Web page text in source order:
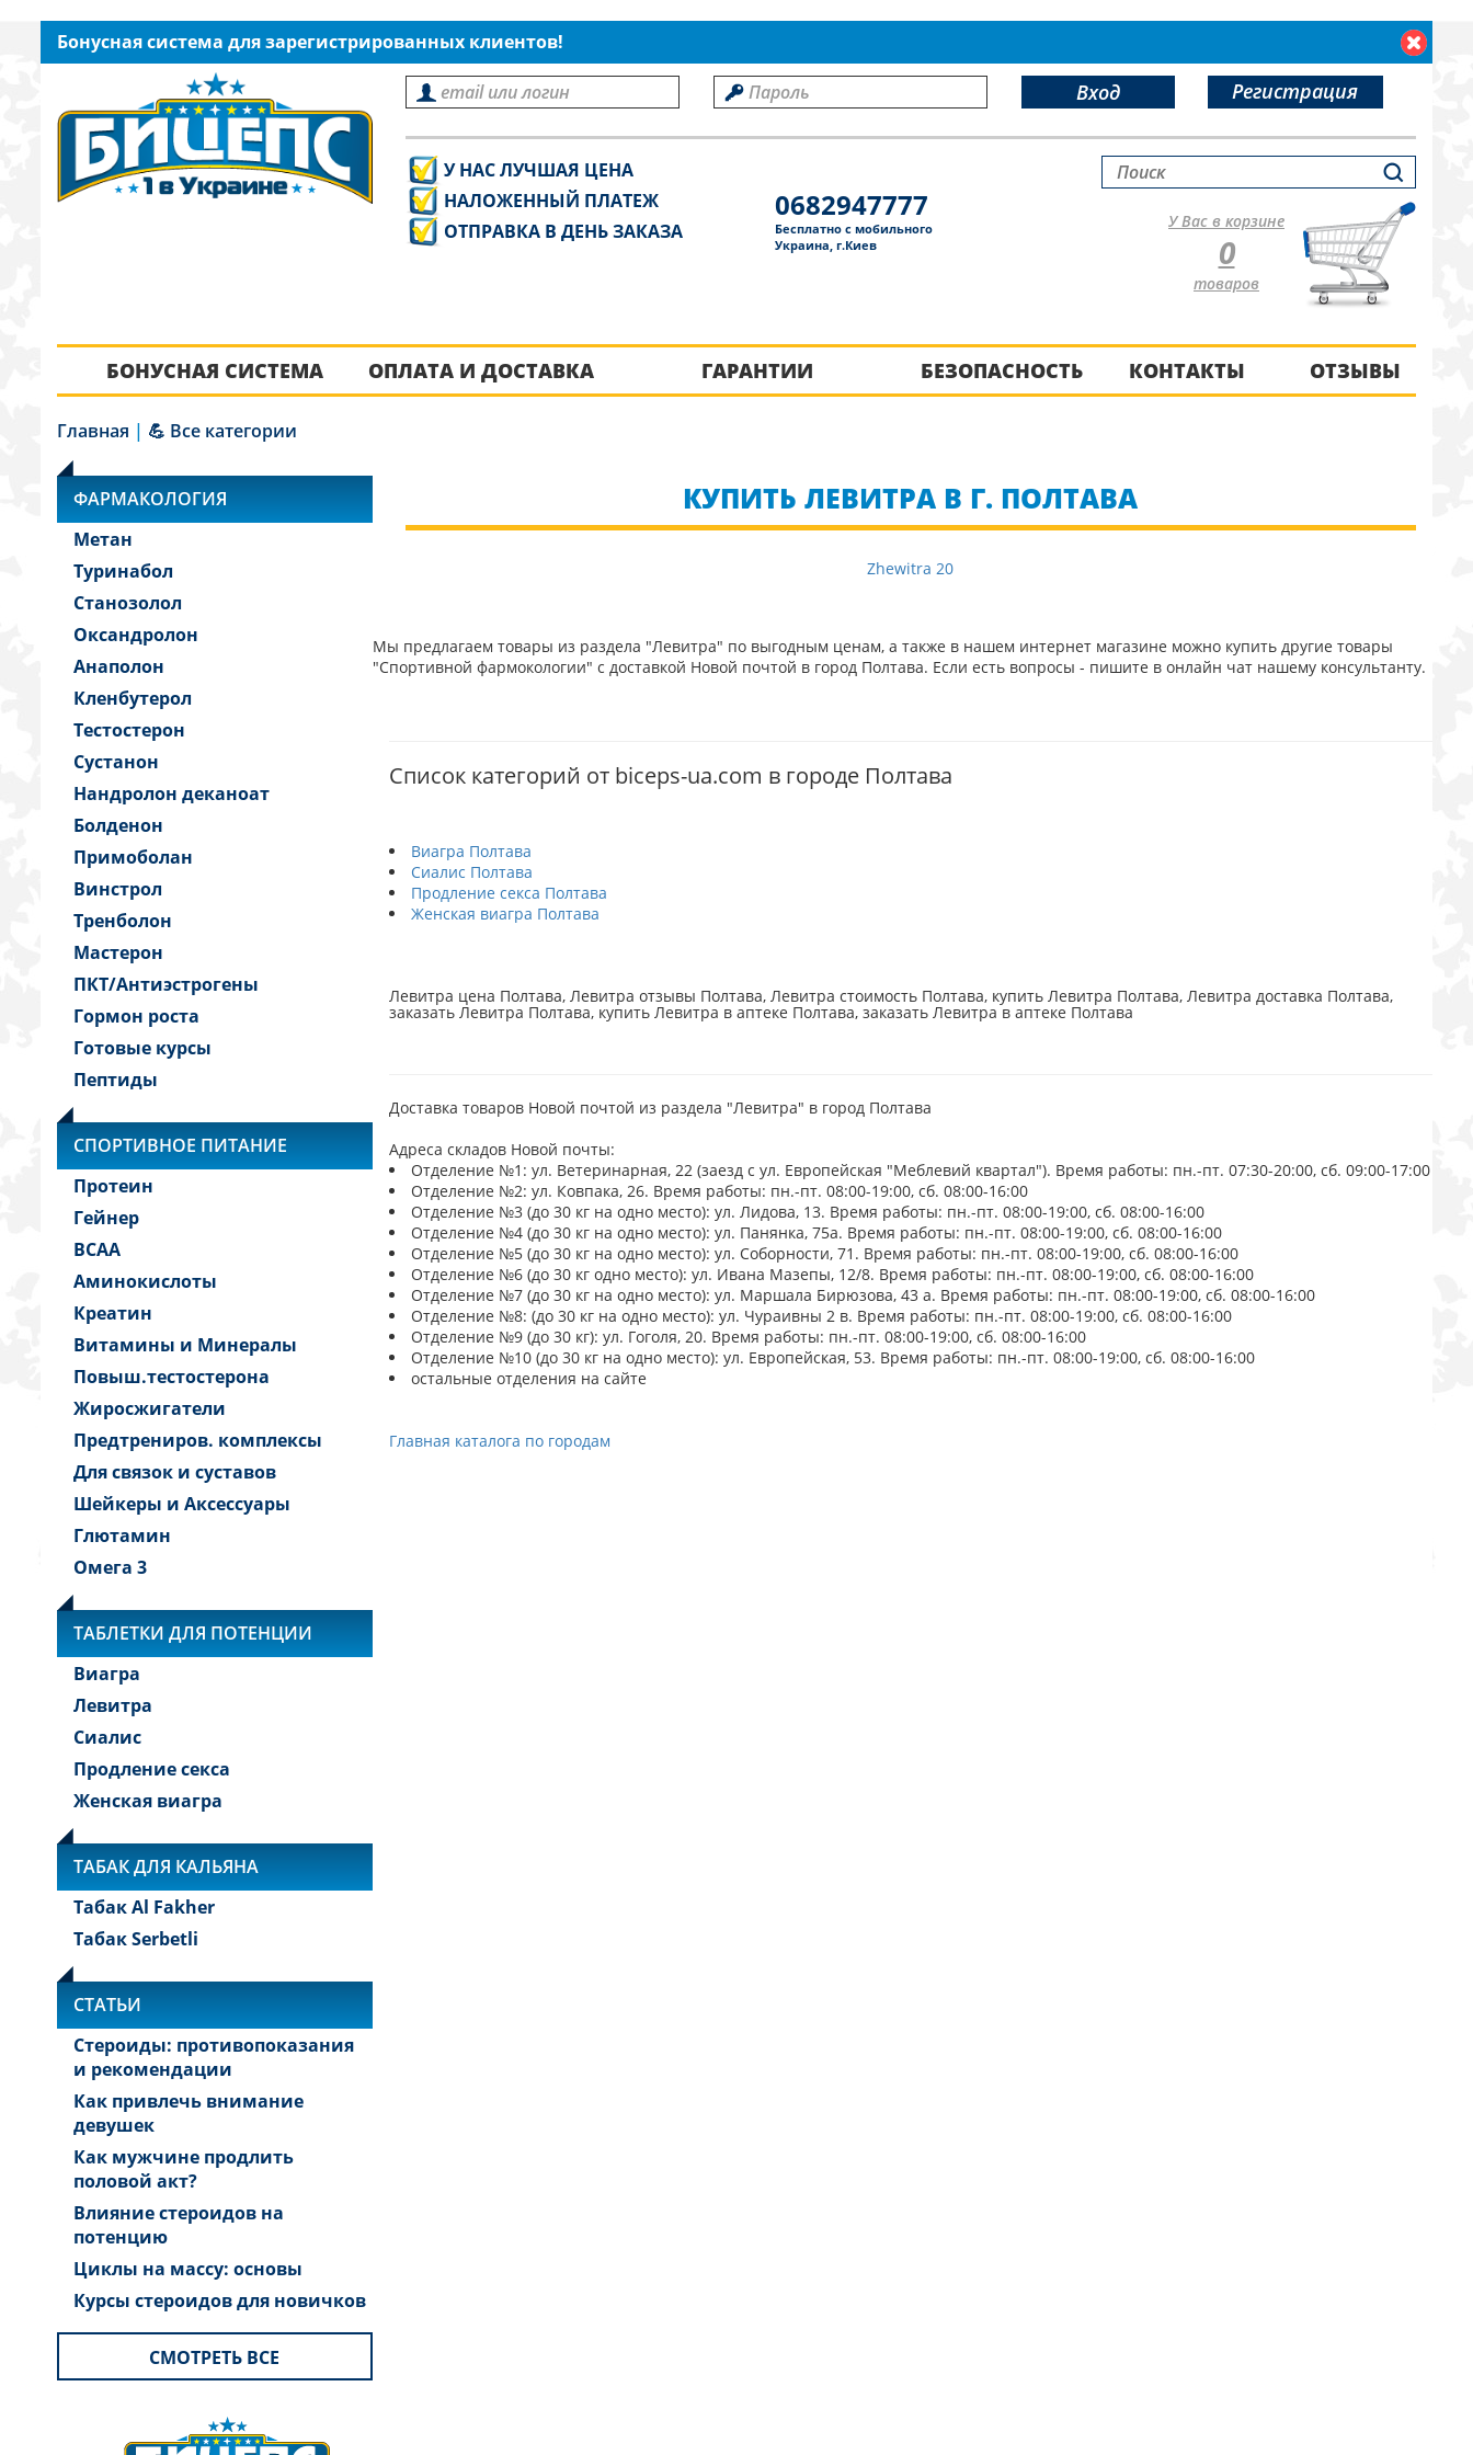
Бонусная система для зарегистрированных клиентов!
Вход Регистрация
У НАС ЛУЧШАЯ ЦЕНА
НАЛОЖЕННЫЙ ПЛАТЕЖ
ОТПРАВКА В ДЕНЬ ЗАКАЗА
0682947777
Бесплатно с мобильного
Украина, г.Киев
У Вас в корзине
0
товаров
БОНУСНАЯ СИСТЕМА ОПЛАТА И ДОСТАВКА ГАРАНТИИ БЕЗОПАСНОСТЬ КОНТАКТЫ ОТЗЫВЫ
Главная | 💪 Все категории
ФАРМАКОЛОГИЯ
Метан
Туринабол
Станозолол
Оксандролон
Анаполон
Кленбутерол
Тестостерон
Сустанон
Нандролон деканоат
Болденон
Примоболан
Винстрол
Тренболон
Мастерон
ПКТ/Антиэстрогены
Гормон роста
Готовые курсы
Пептиды
СПОРТИВНОЕ ПИТАНИЕ
Протеин
Гейнер
BCAA
Аминокислоты
Креатин
Витамины и Минералы
Повыш.тестостерона
Жиросжигатели
Предтрениров. комплексы
Для связок и суставов
Шейкеры и Аксессуары
Глютамин
Омега 3
ТАБЛЕТКИ ДЛЯ ПОТЕНЦИИ
Виагра
Левитра
Сиалис
Продление секса
Женская виагра
ТАБАК ДЛЯ КАЛЬЯНА
Табак Al Fakher
Табак Serbetli
СТАТЬИ
Стероиды: противопоказания
и рекомендации
Как привлечь внимание
девушек
Как мужчине продлить
половой акт?
Влияние стероидов на
потенцию
Циклы на массу: основы
Курсы стероидов для новичков
СМОТРЕТЬ ВСЕ
КУПИТЬ ЛЕВИТРА В Г. ПОЛТАВА
Zhewitra 20
Мы предлагаем товары из раздела "Левитра" по выгодным ценам, а также в нашем интернет магазине можно купить другие товары
"Спортивной фармокологии" с доставкой Новой почтой в город Полтава. Если есть вопросы - пишите в онлайн чат нашему консультанту.
Список категорий от biceps-ua.com в городе Полтава
Виагра Полтава
Сиалис Полтава
Продление секса Полтава
Женская виагра Полтава
Левитра цена Полтава, Левитра отзывы Полтава, Левитра стоимость Полтава, купить Левитра Полтава, Левитра доставка Полтава,
заказать Левитра Полтава, купить Левитра в аптеке Полтава, заказать Левитра в аптеке Полтава
Доставка товаров Новой почтой из раздела "Левитра" в город Полтава
Адреса складов Новой почты:
Отделение №1: ул. Ветеринарная, 22 (заезд с ул. Европейская "Меблевий квартал"). Время работы: пн.-пт. 07:30-20:00, сб. 09:00-17:00
Отделение №2: ул. Ковпака, 26. Время работы: пн.-пт. 08:00-19:00, сб. 08:00-16:00
Отделение №3 (до 30 кг на одно место): ул. Лидова, 13. Время работы: пн.-пт. 08:00-19:00, сб. 08:00-16:00
Отделение №4 (до 30 кг на одно место): ул. Панянка, 75а. Время работы: пн.-пт. 08:00-19:00, сб. 08:00-16:00
Отделение №5 (до 30 кг на одно место): ул. Соборности, 71. Время работы: пн.-пт. 08:00-19:00, сб. 08:00-16:00
Отделение №6 (до 30 кг одно место): ул. Ивана Мазепы, 12/8. Время работы: пн.-пт. 08:00-19:00, сб. 08:00-16:00
Отделение №7 (до 30 кг на одно место): ул. Маршала Бирюзова, 43 а. Время работы: пн.-пт. 08:00-19:00, сб. 08:00-16:00
Отделение №8: (до 30 кг на одно место): ул. Чураивны 2 в. Время работы: пн.-пт. 08:00-19:00, сб. 08:00-16:00
Отделение №9 (до 30 кг): ул. Гоголя, 20. Время работы: пн.-пт. 08:00-19:00, сб. 08:00-16:00
Отделение №10 (до 30 кг на одно место): ул. Европейская, 53. Время работы: пн.-пт. 08:00-19:00, сб. 08:00-16:00
остальные отделения на сайте
Главная каталога по городам